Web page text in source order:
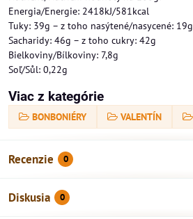
Energia/Energie: 2418kJ/581kcal
Tuky: 39g – z toho nasýtené/nasycené: 19g
Sacharidy: 46g – z toho cukry: 42g
Bielkoviny/Bílkoviny: 7,8g
Soľ/Sůl: 0,22g
Viac z kategórie
BONBONIÉRY VALENTÍN
Recenzie 0
Diskusia 0